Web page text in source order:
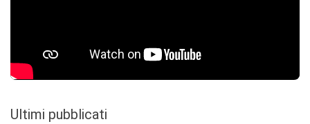
Ultimi pubblicati